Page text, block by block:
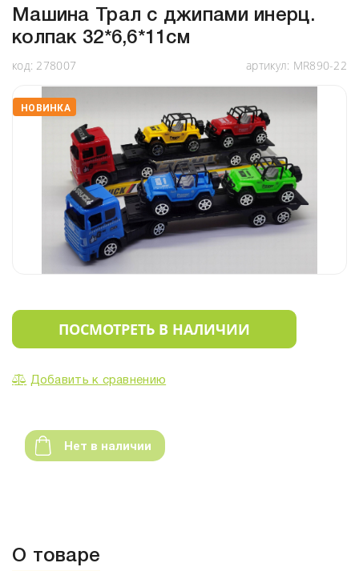
Машина Трал с джипами инерц.
колпак 32*6,6*11см
код: 278007 артикул: MR890-22
НОВИНКА
ПОСМОТРЕТЬ В НАЛИЧИИ
Добавить к сравнению
Нет в наличии
О товаре